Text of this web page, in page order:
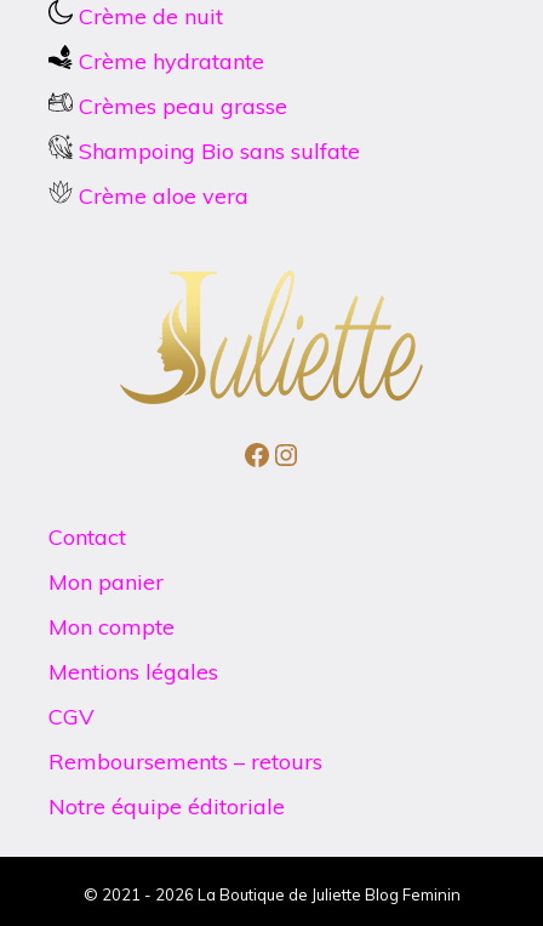
Crème de nuit
Crème hydratante
Crèmes peau grasse
Shampoing Bio sans sulfate
Crème aloe vera
Facebook
Instagram
Contact
Mon panier
Mon compte
Mentions légales
CGV
Remboursements – retours
Notre équipe éditoriale
© 2021 - 2026 La Boutique de Juliette Blog Feminin